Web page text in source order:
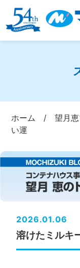
ホーム /望月
い運
2026.01.06
溶けたミルキ